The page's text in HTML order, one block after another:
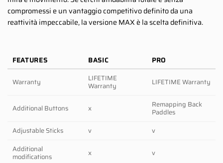
compromessi e un vantaggio competitivo definito da una
reattività impeccabile, la versione MAX è la scelta definitiva.
FEATURES BASIC PRO
Warranty LIFETIME
Warranty LIFETIME Warranty
Additional Buttons x Remapping Back
Paddles
Adjustable Sticks
v
v
Additional
modifications x v